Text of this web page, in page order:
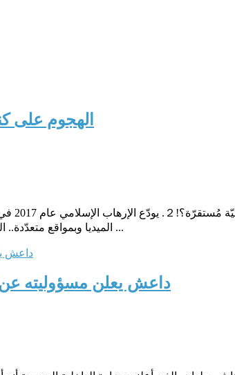
الهجوم على
كتب
الميديا وبمواقع متعدّدة.. التّالي: "إن حادث كنيسة مارمينا، هو هجوم مسلّح من قبل إرهابي ...
داعش يعلن مسؤوليته عن